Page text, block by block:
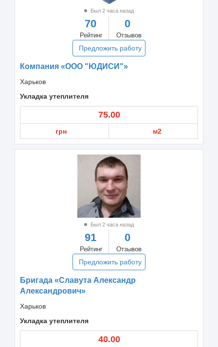
Был 2 часа назад
70
Рейтинг
0
Отзывов
Предложить работу
Компания «ООО "ЮДИСИ"»
Харьков
Укладка утеплителя
75.00
грн м2
Был 2 часа назад
91
Рейтинг
0
Отзывов
Предложить работу
Бригада «Славута Александр
Александрович»
Харьков
Укладка утеплителя
40.00